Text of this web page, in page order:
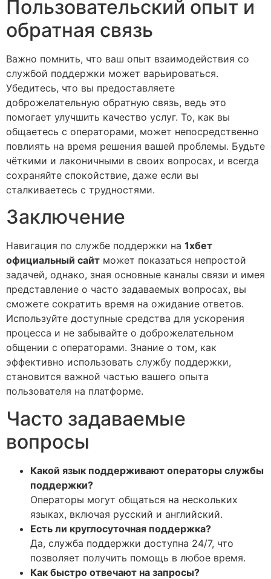
Пользовательский опыт и
обратная связь
Важно помнить, что ваш опыт взаимодействия со
службой поддержки может варьироваться.
Убедитесь, что вы предоставляете
доброжелательную обратную связь, ведь это
помогает улучшить качество услуг. То, как вы
общаетесь с операторами, может непосредственно
повлиять на время решения вашей проблемы. Будьте
чёткими и лаконичными в своих вопросах, и всегда
сохраняйте спокойствие, даже если вы
сталкиваетесь с трудностями.
Заключение
Навигация по службе поддержки на 1хбет
официальный сайт может показаться непростой
задачей, однако, зная основные каналы связи и имея
представление о часто задаваемых вопросах, вы
сможете сократить время на ожидание ответов.
Используйте доступные средства для ускорения
процесса и не забывайте о доброжелательном
общении с операторами. Знание о том, как
эффективно использовать службу поддержки,
становится важной частью вашего опыта
пользователя на платформе.
Часто задаваемые
вопросы
Какой язык поддерживают операторы службы
поддержки?
Операторы могут общаться на нескольких
языках, включая русский и английский.
Есть ли круглосуточная поддержка?
Да, служба поддержки доступна 24/7, что
позволяет получить помощь в любое время.
Как быстро отвечают на запросы?